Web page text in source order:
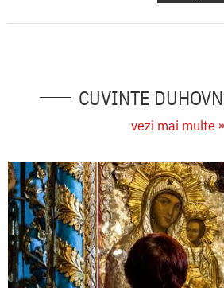
CUVINTE
vezi mai multe »